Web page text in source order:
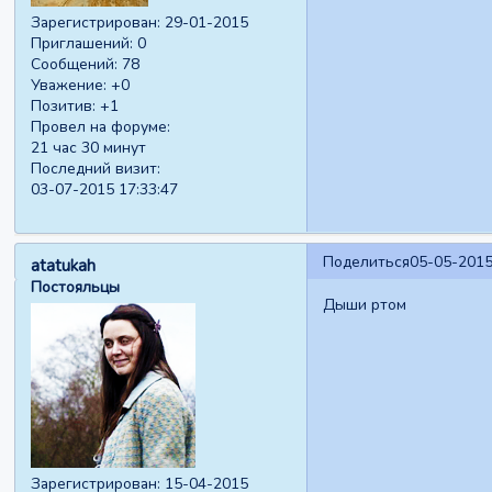
Зарегистрирован: 29-01-2015
Приглашений: 0
Сообщений: 78
Уважение: +0
Позитив: +1
Провел на форуме:
21 час 30 минут
Последний визит:
03-07-2015 17:33:47
Поделиться05-05-
atatukah
Постояльцы
Зарегистрирован: 15-04-2015
Дыши ртом